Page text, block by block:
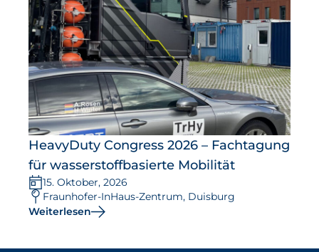
HeavyDuty Congress 2026 – Fachtagung
für wasserstoffbasierte Mobilität
15. Oktober, 2026
Fraunhofer-InHaus-Zentrum, Duisburg
Weiterlesen